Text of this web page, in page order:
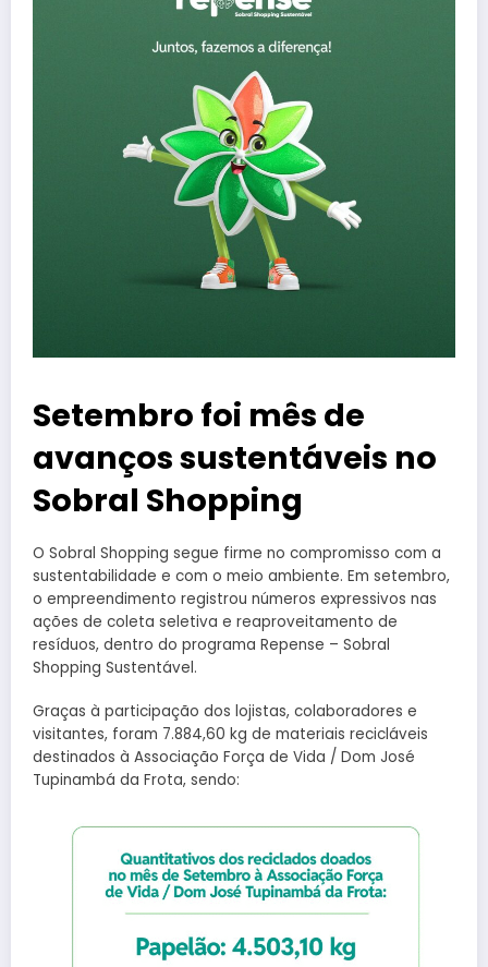
Setembro foi mês de
avanços sustentáveis no
Sobral Shopping
O Sobral Shopping segue firme no compromisso com a
sustentabilidade e com o meio ambiente. Em setembro,
o empreendimento registrou números expressivos nas
ações de coleta seletiva e reaproveitamento de
resíduos, dentro do programa Repense – Sobral
Shopping Sustentável.
Graças à participação dos lojistas, colaboradores e
visitantes, foram 7.884,60 kg de materiais recicláveis
destinados à Associação Força de Vida / Dom José
Tupinambá da Frota, sendo: